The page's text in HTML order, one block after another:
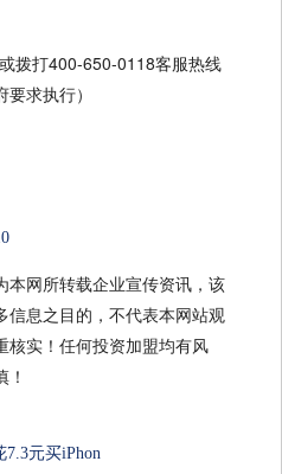
拨打400-650-0118客服热线
求执行）
本网所转载企业宣传资讯，该
信息之目的，不代表本网站观
核实！任何投资加盟均有风
！
元买iPhon